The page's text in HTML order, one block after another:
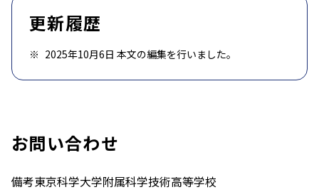
更新履歴
2025年10月6日 本文の編集を行いました。
お問い合わせ
備考東京科学大学附属科学技術高等学校